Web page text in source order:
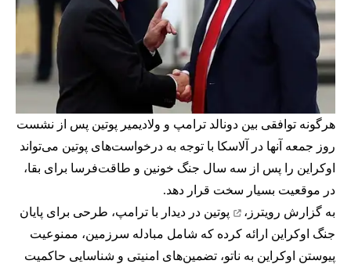
هرگونه توافقی بین دونالد ترامپ و ولادیمیر پوتین پس از نشست
روز جمعه آنها در آلاسکا با توجه به درخواست‌های پوتین می‌تواند
اوکراین را پس از سه سال جنگ خونین و طاقت‌فرسا برای بقا،
در موقعیت بسیار سخت قرار دهد.
به گزارش رویترز،
پوتین در دیدار با ترامپ، طرحی برای پایان
جنگ اوکراین ارائه کرده که شامل مبادله سرزمین، ممنوعیت
پیوستن اوکراین به ناتو، تضمین‌های امنیتی و شناسایی حاکمیت